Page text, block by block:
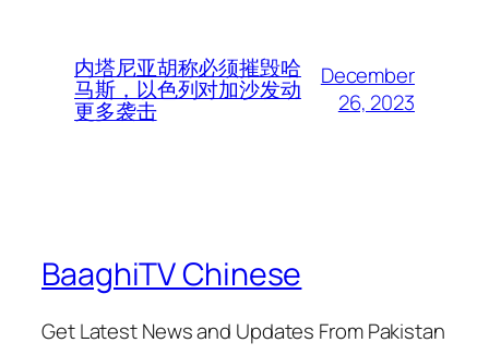
内塔尼亚胡称必须摧毁哈
马斯，以色列对加沙发动
更多袭击
December
26, 2023
BaaghiTV Chinese
Get Latest News and Updates From Pakistan